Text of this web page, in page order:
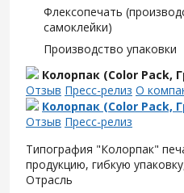
Флексопечать
самоклейки)
Производство упаковки
Колорпак (Color Pack,
Отзыв Пресс-релиз О
Колорпак (Color Pack,
Отзыв Пресс-релиз
Типография "Колорпак"
продукцию, гибкую
Отрасль